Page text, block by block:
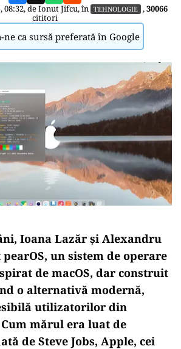
08:32, deIonut Jifcu, în TEHNOLOGIE ,30066
cititori
ne ca sursă preferată în Google
Ioana Lazăr și Alexandru
un sistem de operare
de macOS, dar construit
o alternativă modernă,
utilizatorilor din
mărul era luat de
de Steve Jobs, Apple, cei